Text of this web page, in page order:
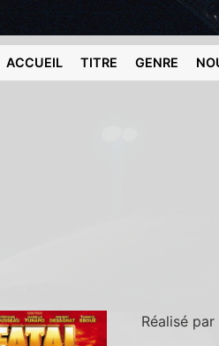
ACCUEIL TITRE GENRE
Réalisé par